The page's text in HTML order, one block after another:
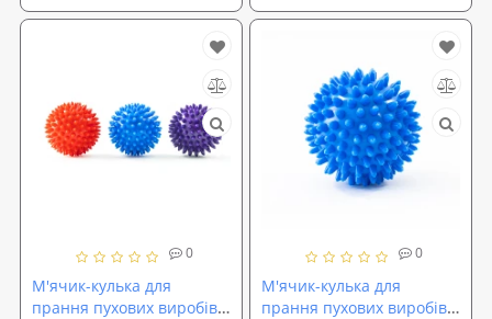
0
М'ячик-кулька для
прання пухових виробів,
0
М'ячик-кулька для
прання пухових виробів,